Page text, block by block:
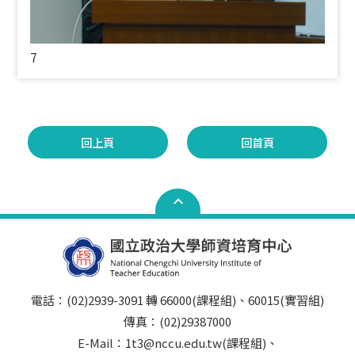
7
回上頁 回首頁
電話：(02)2939-3091 轉 66000(課程組)、60015(實習組)
傳真：(02)29387000
E-Mail：1t3@nccu.edu.tw(課程組)、